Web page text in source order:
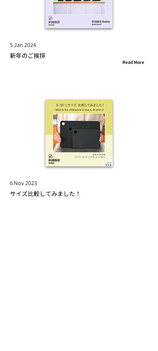
5 Jan 2024
新年のご挨拶
Read More
6 Nov 2023
サイズ比較してみました！